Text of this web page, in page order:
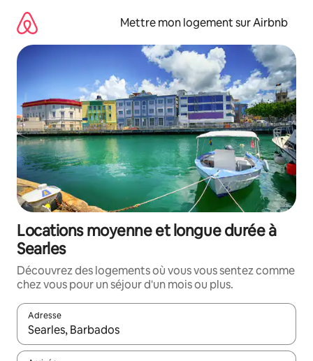
directement
contenu
Mettre mon logement sur Airbnb
Locations moyenne et longue durée à
Searles
Découvrez des logements où vous vous sentez comme
chez vous pour un séjour d'un mois ou plus.
Adresse
Lorsque les résultats s'affichent, utilisez les flèches vers le